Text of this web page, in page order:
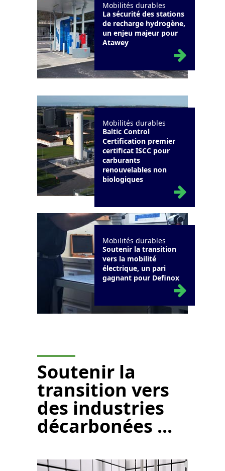
Mobilités durables
La sécurité des stations
de recharge hydrogène,
un enjeu majeur pour
Atawey
Mobilités durables
Baltic Control
Certification premier
certificat ISCC pour
carburants
renouvelables non
biologiques
Mobilités durables
Soutenir la transition
vers la mobilité
électrique, un pari
gagnant pour Definox
Soutenir la
transition vers
des industries
décarbonées ...